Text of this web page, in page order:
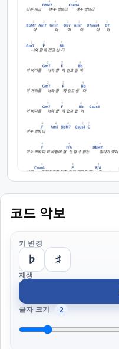
코드 악보
키 변경
♭ ♯
재생
글자 크기 2